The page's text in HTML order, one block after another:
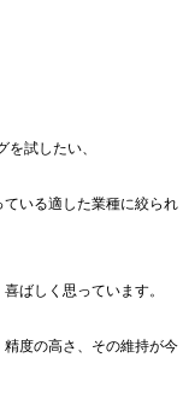
試したい、
いる適した業種に絞られ
ばしく思っています。
度の高さ、その維持が今